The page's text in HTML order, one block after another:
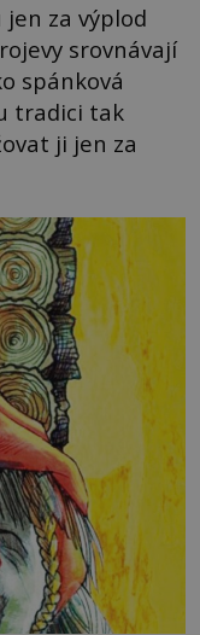
za výplod
srovnávají
spánková
tradici tak
ji jen za